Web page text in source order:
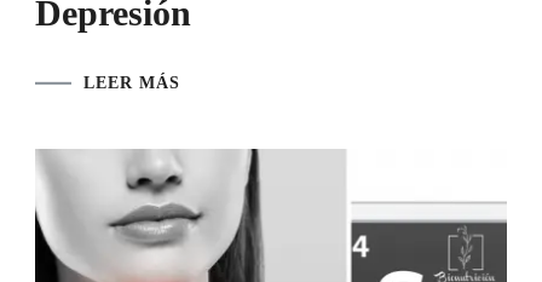
Depresión
LEER MÁS